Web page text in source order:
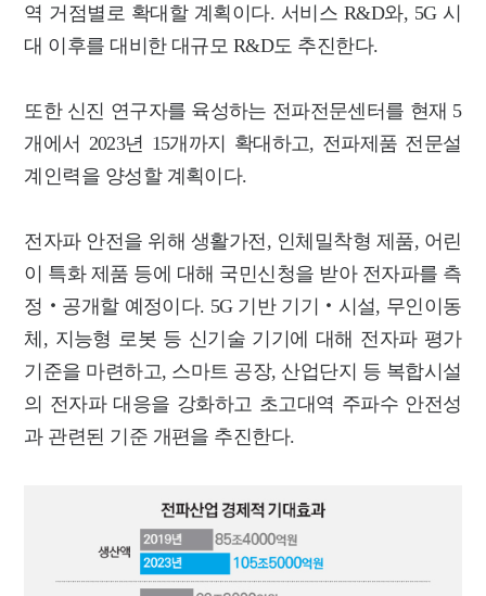
역 거점별로 확대할 계획이다. 서비스 R&D와, 5G 시
대 이후를 대비한 대규모 R&D도 추진한다.
또한 신진 연구자를 육성하는 전파전문센터를 현재 5
개에서 2023년 15개까지 확대하고, 전파제품 전문설
계인력을 양성할 계획이다.
전자파 안전을 위해 생활가전, 인체밀착형 제품, 어린
이 특화 제품 등에 대해 국민신청을 받아 전자파를 측
정‧공개할 예정이다. 5G 기반 기기‧시설, 무인이동
체, 지능형 로봇 등 신기술 기기에 대해 전자파 평가
기준을 마련하고, 스마트 공장, 산업단지 등 복합시설
의 전자파 대응을 강화하고 초고대역 주파수 안전성
과 관련된 기준 개편을 추진한다.